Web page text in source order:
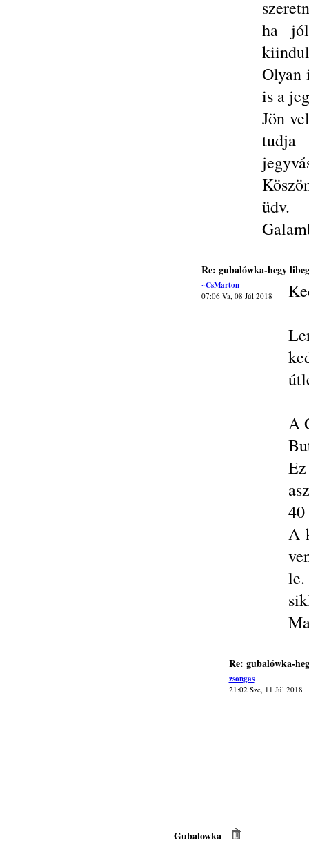
ha jól
Olyan
is a
Jön
üdv.
Re: gubalówka-hegy
~CsMarton
07:06 Va, 08 Júl 2018
A
40
A
Re: gubalówka-
zsongas
21:02 Sze, 11 Júl 2018
Gubalowka